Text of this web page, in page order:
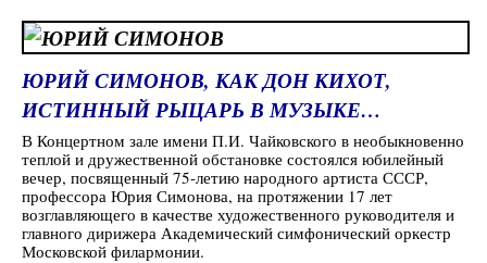
ЮРИЙ СИМОНОВ, КАКДОН КИХОТ,
ИСТИННЫЙ РЫЦАРЬ В МУЗЫКЕ…
В Концертном зале имени П.И. Чайковского в необыкновенно
теплой и дружественной обстановке состоялся юбилейный
вечер, посвященный 75-летию народного артиста СССР,
профессора Юрия Симонова, на протяжении 17 лет
возглавляющего в качестве художественного руководителя и
главного дирижера Академический симфонический оркестр
Московской филармонии.